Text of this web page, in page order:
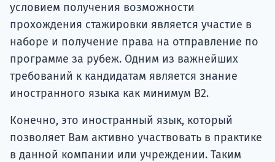
условием получения возможности
прохождения стажировки является участие в
наборе и получение права на отправление по
программе за рубеж. Одним из важнейших
требований к кандидатам является знание
иностранного языка как минимум B2.
Конечно, это иностранный язык, который
позволяет Вам активно участвовать в практике
в данной компании или учреждении. Таким